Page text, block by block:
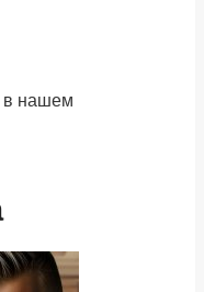
в нашем